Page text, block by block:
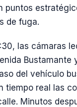
puntos
de fuga.
las cámaras
Bustamante
del vehículo
tiempo real las
Minutos